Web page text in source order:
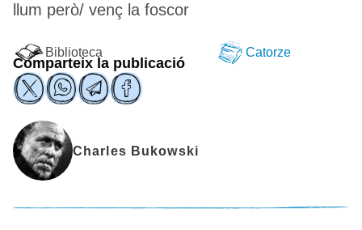
llum però/ venç la foscor
Biblioteca Catorze
Comparteix la publicació
Charles Bukowski